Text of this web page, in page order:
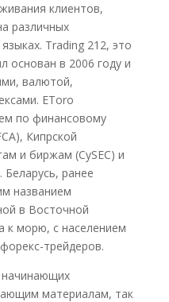
клиентов,
различных
Trading 212, это
основан в 2006 году и
валютой,
EToro
по финансовому
Кипрской
и биржам (CySEC) и
ранее
названием
в Восточной
к морю, с населением
трейдеров.
начинающих
материалам, так